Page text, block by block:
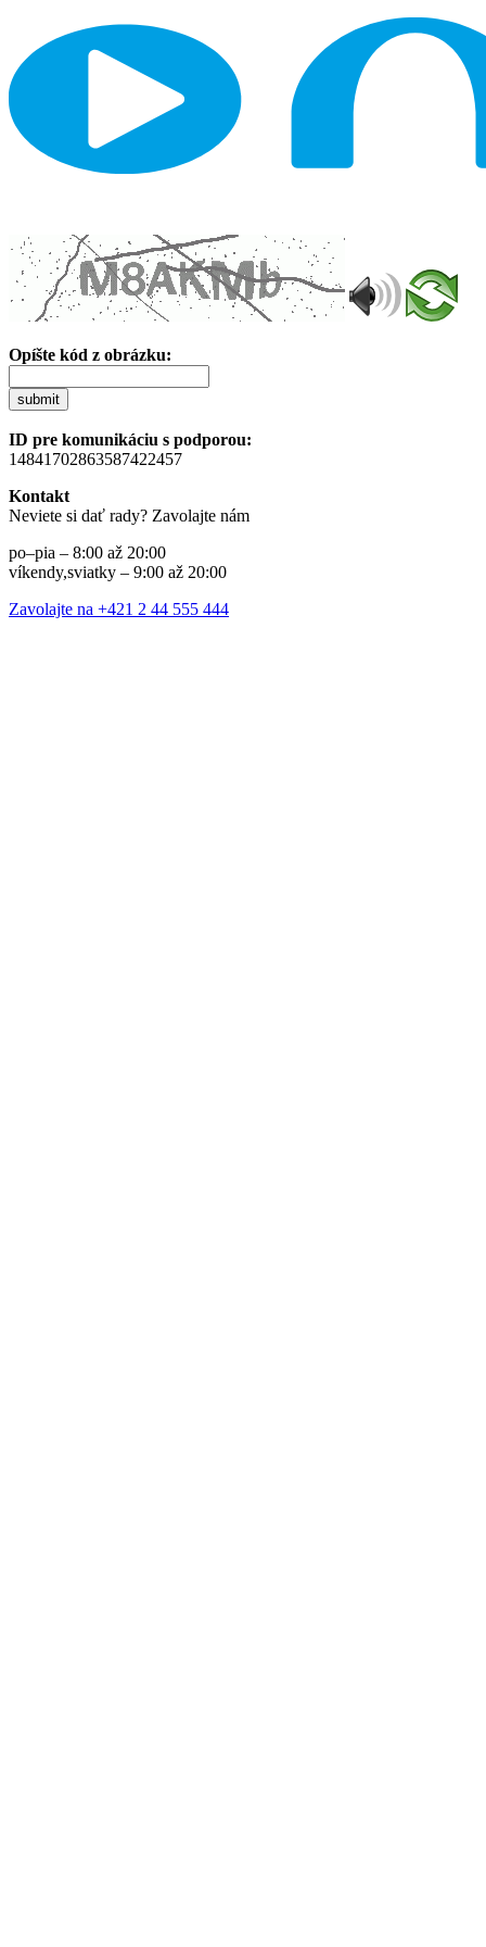
Opíšte kód z obrázku:
submit
ID pre komunikáciu s podporou:
14841702863587422457
Kontakt
Neviete si dať rady? Zavolajte nám
po–pia – 8:00 až 20:00
víkendy,sviatky – 9:00 až 20:00
Zavolajte na +421 2 44 555 444